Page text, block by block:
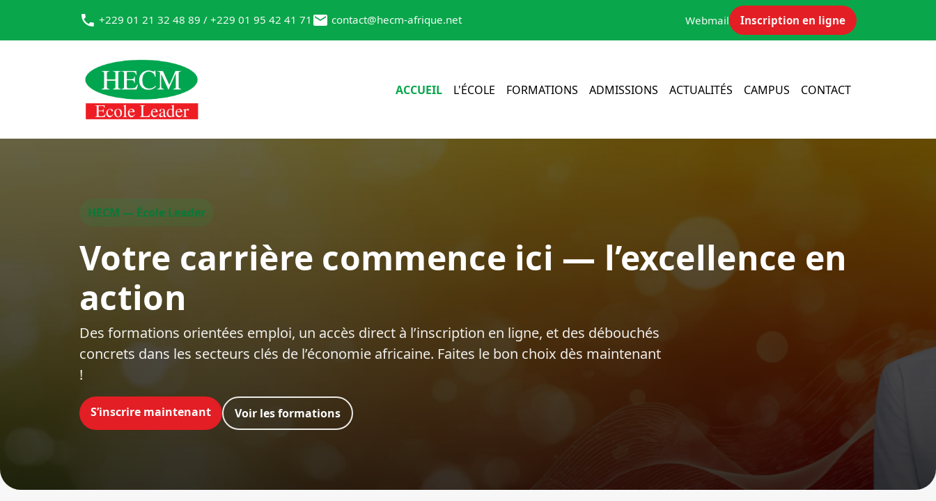
+229 01 21 32 48 89 / +229 01 95 42 41 71 contact@hecm-afrique.net Webmail Inscription en ligne
ACCUEIL L'ÉCOLE FORMATIONS ADMISSIONS ACTUALITÉS CAMPUS CONTACT
HECM — École Leader
Votre carrière commence ici — l’excellence en
action
Des formations orientées emploi‍, un accès direct à l’inscription en ligne, et des débouchés
concrets dans les secteurs clés de l’économie africaine. Faites le bon choix dès maintenant
!
S’inscrire maintenant Voir les formations